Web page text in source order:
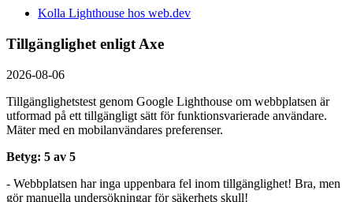
Kolla Lighthouse hos web.dev
Tillgänglighet enligt Axe
2026-08-06
Tillgänglighetstest genom Google Lighthouse om webbplatsen är
utformad på ett tillgängligt sätt för funktionsvarierade användare.
Mäter med en mobil­användares preferenser.
Betyg: 5 av 5
- Webbplatsen har inga uppenbara fel inom tillgänglighet! Bra, men
gör manuella undersökningar för säkerhets skull!